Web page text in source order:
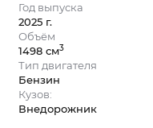
Год выпуска
2025 г.
Объём
1498 см3
Тип двигателя
Бензин
Кузов:
Внедорожник